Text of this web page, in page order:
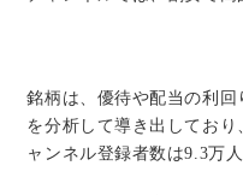
銘柄は、優待や配当の利回
を分析して導き出してお
ャンネル登録者数は9.3万